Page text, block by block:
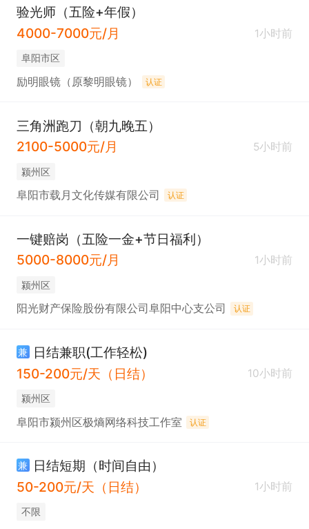
验光师（五险+年假）
4000-7000元/月
1小时前
阜阳市区
励明眼镜（原黎明眼镜） 认证
三角洲跑刀（朝九晚五）
2100-5000元/月
5小时前
颍州区
阜阳市载月文化传媒有限公司 认证
一键赔岗（五险一金+节日福利）
5000-8000元/月
1小时前
颍州区
阳光财产保险股份有限公司阜阳中心支公司 认证
兼
日结兼职(工作轻松)
150-200元/天（日结）
10小时前
颍州区
阜阳市颍州区极熵网络科技工作室 认证
兼
日结短期（时间自由）
50-200元/天（日结）
1小时前
不限